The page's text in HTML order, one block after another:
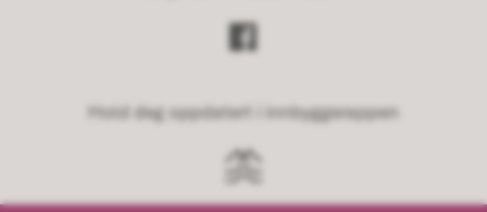
Hold deg oppdatert i innbyggerappen